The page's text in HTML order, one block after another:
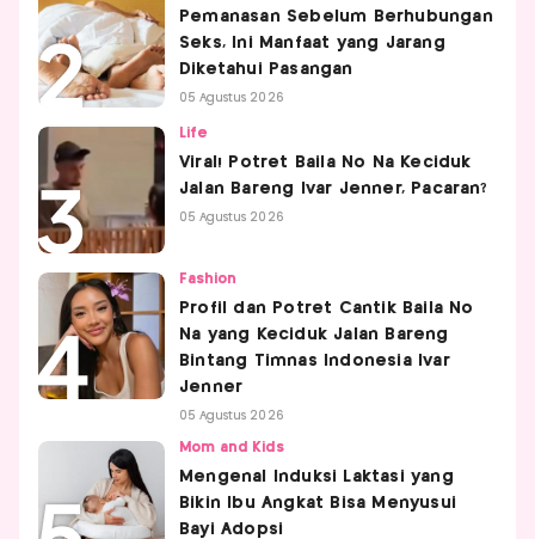
Pemanasan Sebelum Berhubungan
Seks, Ini Manfaat yang Jarang
Diketahui Pasangan
05 Agustus 2026
Life
Viral! Potret Baila No Na Keciduk
Jalan Bareng Ivar Jenner, Pacaran?
05 Agustus 2026
Fashion
Profil dan Potret Cantik Baila No
Na yang Keciduk Jalan Bareng
Bintang Timnas Indonesia Ivar
Jenner
05 Agustus 2026
Mom and Kids
Mengenal Induksi Laktasi yang
Bikin Ibu Angkat Bisa Menyusui
Bayi Adopsi